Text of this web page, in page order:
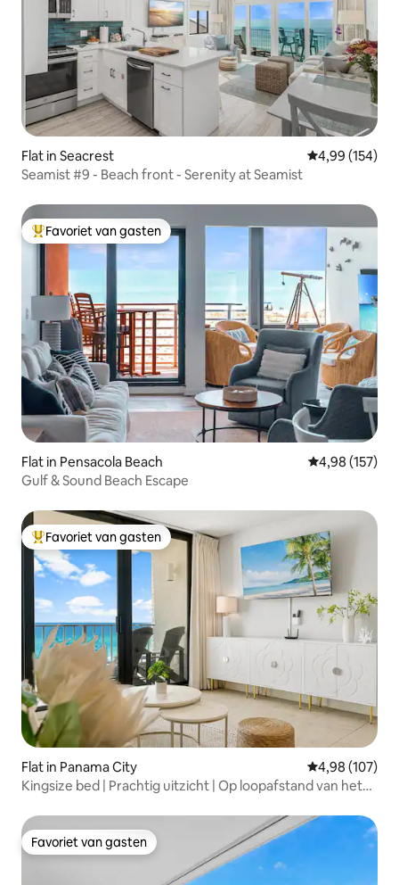
Flat in Seacrest Gemiddelde
4,99 (154)
Seamist #9 - Beach front - Serenity at Seamist
Topfavoriet van gasten
Favoriet van gasten
Flat in Pensacola Beach Gemiddelde
4,98 (157)
Gulf & Sound Beach Escape
Topfavoriet van gasten
Favoriet van gasten
Flat in Panama City Gemiddelde
4,98 (107)
Kingsize bed | Prachtig uitzicht | Op loopafstand van het
Favoriet van gasten
Favoriet van gasten